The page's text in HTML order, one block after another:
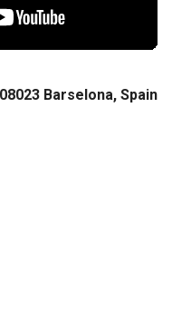
Barselona, Spain